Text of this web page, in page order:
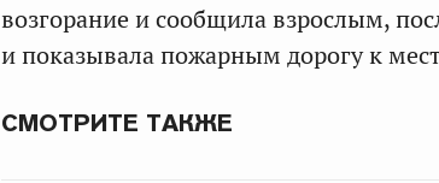
возгорание и сообщила взрослым,
и показывала пожарным дорогу к
СМОТРИТЕ ТАКЖЕ